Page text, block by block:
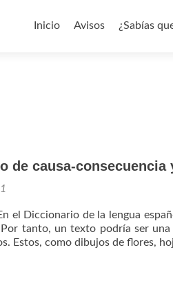
Inicio
Avisos ¿Sabías
de causa-consecuencia
el Diccionario de la lengua
Por tanto, un texto podría ser
Estos, como dibujos de flores,